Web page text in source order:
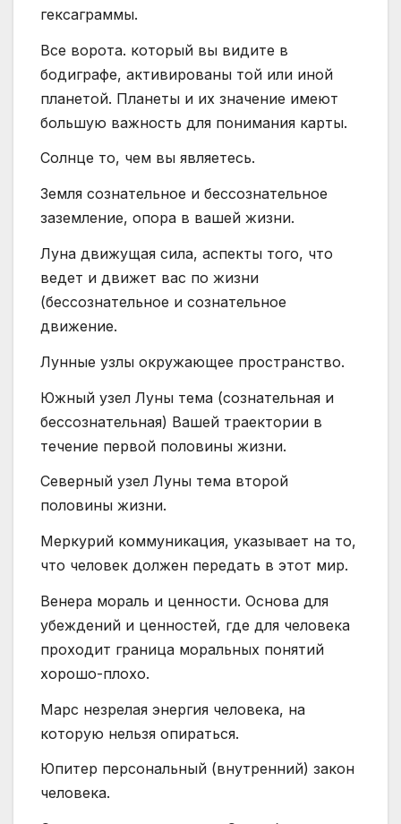
гексаграммы.
Все ворота. который вы видите в
бодиграфе, активированы той или иной
планетой. Планеты и их значение имеют
большую важность для понимания карты.
Солнце то, чем вы являетесь.
Земля сознательное и бессознательное
заземление, опора в вашей жизни.
Луна движущая сила, аспекты того, что
ведет и движет вас по жизни
(бессознательное и сознательное
движение.
Лунные узлы окружающее пространство.
Южный узел Луны тема (сознательная и
бессознательная) Вашей траектории в
течение первой половины жизни.
Северный узел Луны тема второй
половины жизни.
Меркурий коммуникация, указывает на то,
что человек должен передать в этот мир.
Венера мораль и ценности. Основа для
убеждений и ценностей, где для человека
проходит граница моральных понятий
хорошо-плохо.
Марс незрелая энергия человека, на
которую нельзя опираться.
Юпитер персональный (внутренний) закон
человека.